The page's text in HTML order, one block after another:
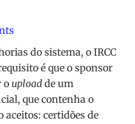
do sistema, o IRCC
é que o sponsor
o upload de um
que contenha o
aceitos: certidões de